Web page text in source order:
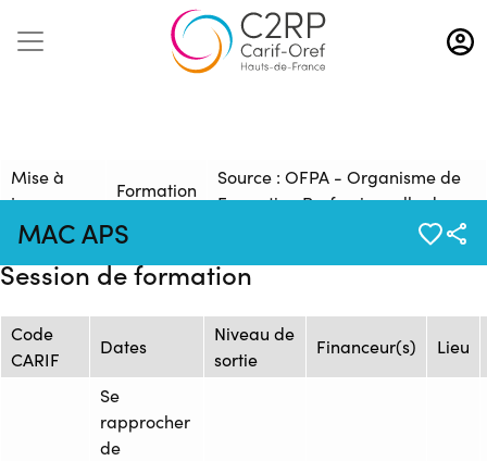
Aller
au
contenu
MAC APS
Mise à
jour :
19/11/2025
Formation
Source : OFPA - Organisme de
Formation Professionnelle de
Session de formation
Code
CARIF
Dates
Niveau de
sortie
Financeur(s) Lieu
Se
rapprocher
de